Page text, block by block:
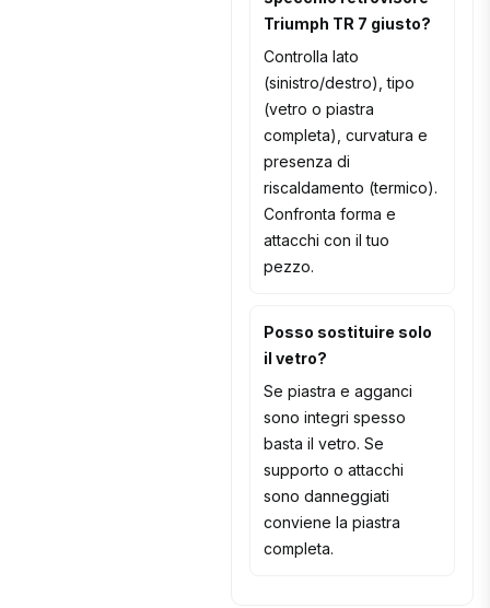
Triumph TR 7 giusto?
Controlla lato
(sinistro/destro), tipo
(vetro o piastra
completa), curvatura e
presenza di
riscaldamento (termico).
Confronta forma e
attacchi con il tuo
pezzo.
Posso sostituire solo
il vetro?
Se piastra e agganci
sono integri spesso
basta il vetro. Se
supporto o attacchi
sono danneggiati
conviene la piastra
completa.